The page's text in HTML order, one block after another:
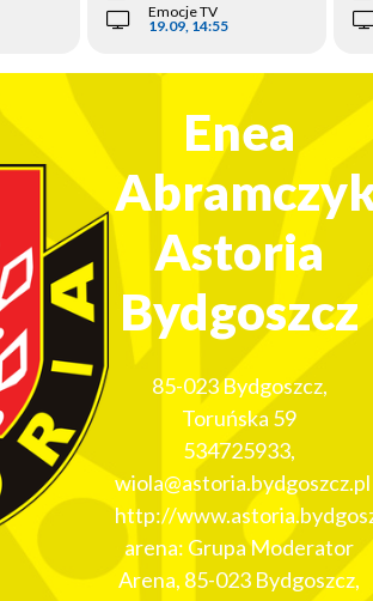
Emocje TV
19.09, 14:55
Enea
Astoria
Bydgoszcz
85-023 Bydgoszcz,
Toruńska 59
534725933,
wiola@astoria.bydgoszcz.pl
http://
arena: Grupa Moderator
Arena, 85-023 Bydgoszcz,